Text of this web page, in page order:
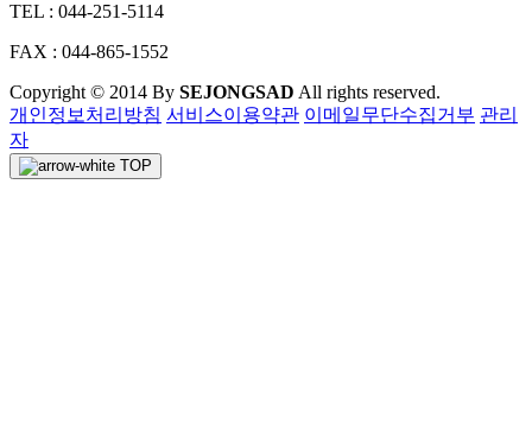
TEL : 044-251-5114
FAX : 044-865-1552
Copyright © 2014 By SEJONGSAD All rights reserved.
개인정보처리방침 서비스이용약관 이메일무단수집거부 관리
자
TOP